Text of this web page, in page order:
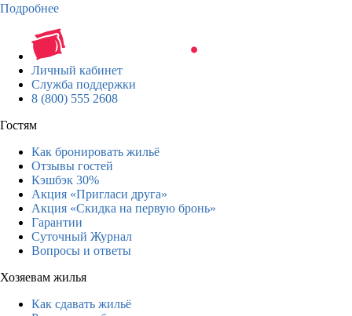
Подробнее
Личный кабинет
Служба поддержки
8 (800) 555 2608
Гостям
Как бронировать жильё
Отзывы гостей
Кэшбэк 30%
Акция «Пригласи друга»
Акция «Скидка на первую бронь»
Гарантии
Суточный Журнал
Вопросы и ответы
Хозяевам жилья
Как сдавать жильё